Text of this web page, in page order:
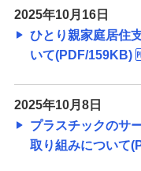
お客さまサポート
困ったときは・よくあるご質
2025年10月16日
ひとり親家庭居住
いて(PDF/159KB)
2025年10月8日
プラスチックのサ
取り組みについて